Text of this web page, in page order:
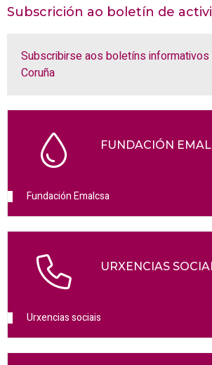
Subscrición ao boletín de
Subscribirse aos boletíns
Coruña
FUNDACIÓN
Fundación Emalcsa
URXENCIAS
Urxencias sociais